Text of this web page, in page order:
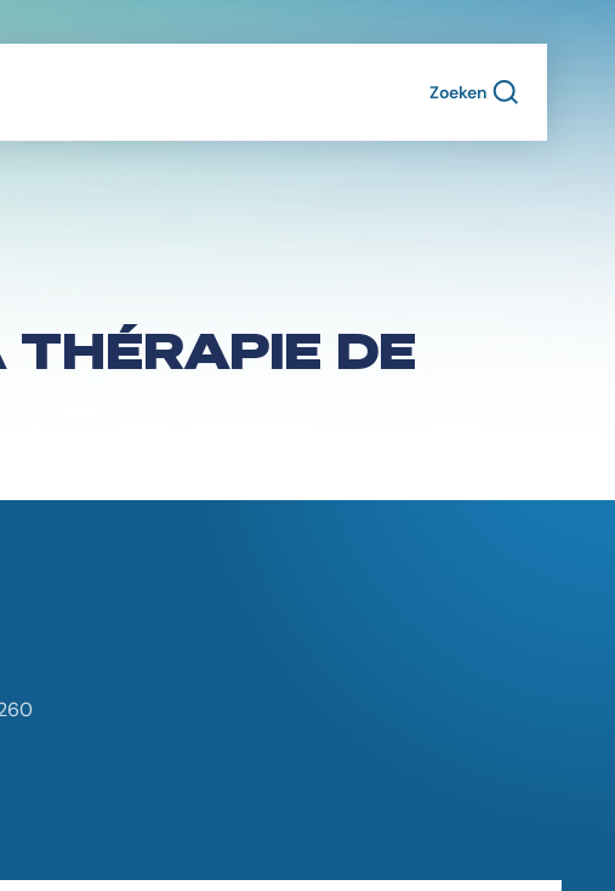
Zoeken
THÉRAPIE DE